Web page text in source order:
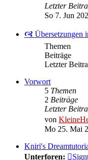
Letzter
So 7. Jun
🙧 Übersetzungen
Themen
Beiträge
Letzter
Vorwort
5 Themen
2 Beiträge
Letzter
von
Mo 25. Mai
Kniri's
Unterforen: